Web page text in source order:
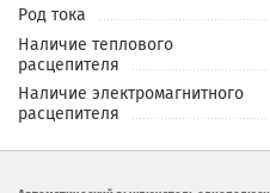
Род тока
Наличие теплового
расцепителя
Наличие электромагнитного
расцепителя